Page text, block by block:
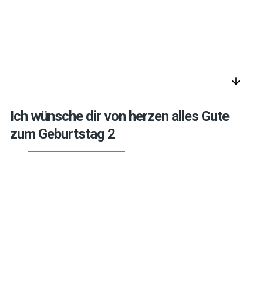
arrow_downward
Ich wünsche dir von herzen alles Gute
zum Geburtstag 2